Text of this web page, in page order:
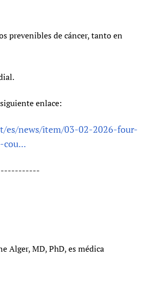
prevenibles de cáncer, tanto en
enlace:
es/news/item/03-02-2026-four-
cou...
Alger, MD, PhD, es médica